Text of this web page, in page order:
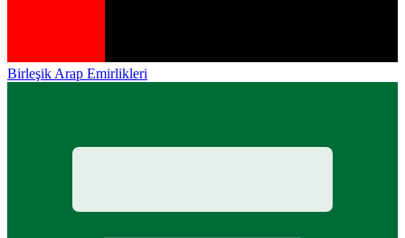
Birleşik Arap Emirlikleri